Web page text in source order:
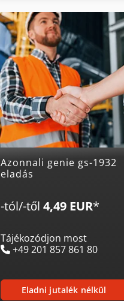
Azonnali genie gs-1932
eladás
-tól/-től 4,49 EUR*
Tájékozódjon most
+49 201 857 861 80
eladni jutalék nélkül